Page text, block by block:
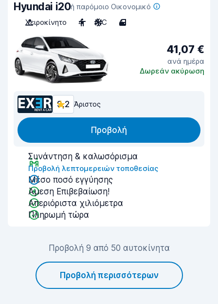
Hyundai i20ή παρόμοιο Οικονομικό
Χειροκίνητο
4 A/C 4
41,07 €
ανά ημέρα
Δωρεάν ακύρωση
9,2 Άριστος
Προβολή
Συνάντηση & καλωσόρισμα
Προβολή λεπτομερειών τοποθεσίας
Μέσο ποσό εγγύησης
Άμεση Επιβεβαίωση!
Απεριόριστα χιλιόμετρα
Πληρωμή τώρα
Προβολή 9 από 50 αυτοκίνητα
Προβολή περισσότερων